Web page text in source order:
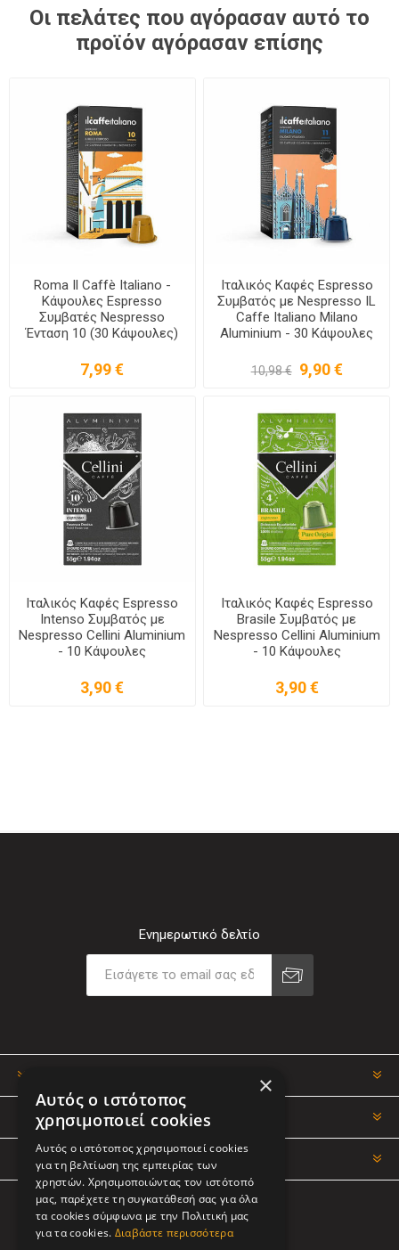
Οι πελάτες που αγόρασαν αυτό το
προϊόν αγόρασαν επίσης
Roma Il Caffè Italiano -
Κάψουλες Espresso
Συμβατές Nespresso
Ένταση 10 (30 Κάψουλες)
7,99 €
Ιταλικός Καφές Espresso
Συμβατός με Nespresso IL
Caffe Italiano Milano
Aluminium - 30 Κάψουλες
10,98 € 9,90 €
Ιταλικός Καφές Espresso
Intenso Συμβατός με
Nespresso Cellini Aluminium
- 10 Κάψουλες
3,90 €
Ιταλικός Καφές Espresso
Brasile Συμβατός με
Nespresso Cellini Aluminium
- 10 Κάψουλες
3,90 €
Ενημερωτικό δελτίο
Ο ΛΟΓΑΡΙΑΣΜΌΣ ΜΟΥ
ΕΡΓΑΛΕΊΑ ΣΕΛΊΔΑΣ
ΑΚΟΛΟΥΘΉΣΤΕ ΜΑΣ
×
Αυτός ο ιστότοπος
χρησιμοποιεί cookies
Αυτός ο ιστότοπος χρησιμοποιεί cookies
για τη βελτίωση της εμπειρίας των
χρηστών. Χρησιμοποιώντας τον ιστότοπό
μας, παρέχετε τη συγκατάθεσή σας για όλα
τα cookies σύμφωνα με την Πολιτική μας
για τα cookies. Διαβάστε περισσότερα